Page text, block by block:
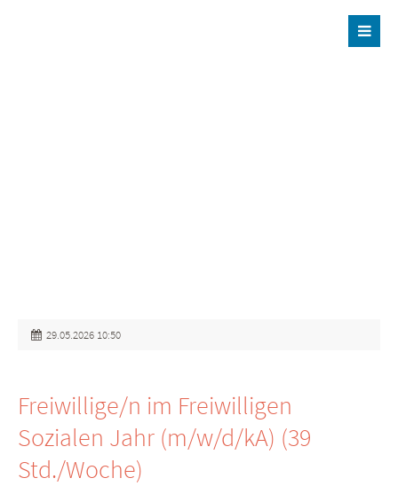
29.05.2026 10:50
Freiwillige/n im Freiwilligen
Sozialen Jahr (m/w/d/kA) (39
Std./Woche)